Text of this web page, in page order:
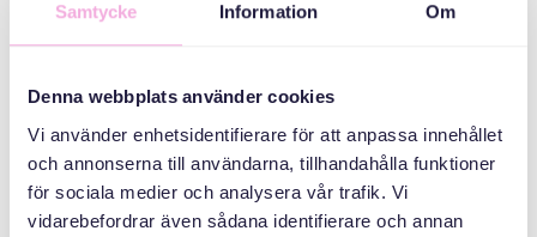
Samtycke Information Om
Denna webbplats använder cookies
Vi använder enhetsidentifierare för att anpassa innehållet
och annonserna till användarna, tillhandahålla funktioner
för sociala medier och analysera vår trafik. Vi
vidarebefordrar även sådana identifierare och annan
ایمیل
bokningen@svenskamedbaby.se
هم سازمان دهندگان